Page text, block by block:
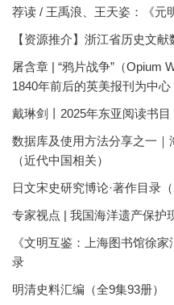
荐读 / 王禹浪、王天姿：《元
【资源推介】浙江省历史文
屠含章 | “鸦片战争”（
1840年前后的英美报刊为中心
戴琳剑丨2025年东亚阅读书
数据库及使用方法分享之一
（近代中国相关）
日文宋史研究博论·著作目录（
专家视点 | 我国海洋遗产保护
《文明互鉴：上海图书馆徐
录
明清史料汇编（全9集93册）